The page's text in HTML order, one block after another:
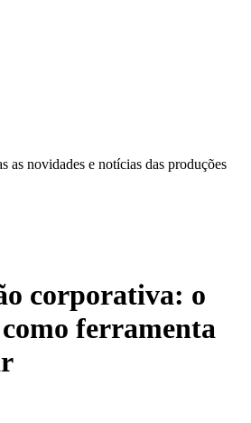
as novidades e notícias das produções
corporativa: o
ferramenta